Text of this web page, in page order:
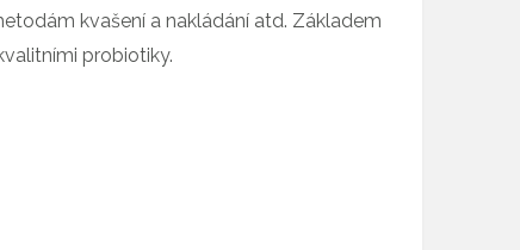
kvašení a nakládání atd. Základem
probiotiky.